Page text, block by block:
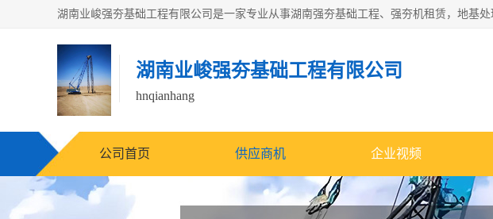
湖南业峻强夯基础工程有限公司
hnqianhang
公司首页 供应商机 企业视频